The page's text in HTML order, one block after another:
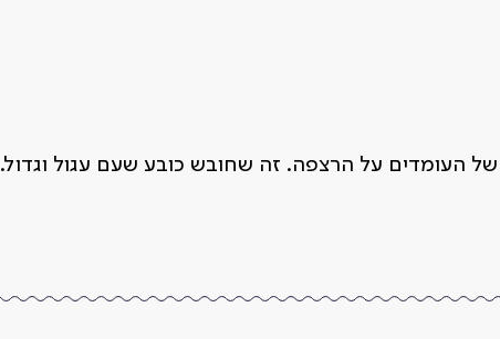
העומדים על הרצפה. זה שחובש כובע שעם עגול וגדול.